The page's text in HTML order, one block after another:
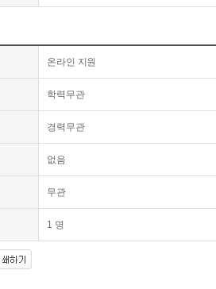
온라인 지원
학력무관
경력무관
없음
무관
1 명